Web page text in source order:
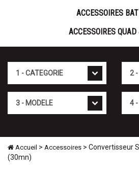
ACCESSOIRES
ACCESSOIRES
Accueil > Accessoires > Convertisseur
(30mn)